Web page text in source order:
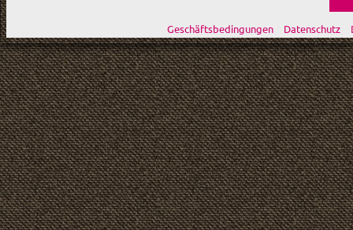
Geschäftsbedingungen Datenschutz